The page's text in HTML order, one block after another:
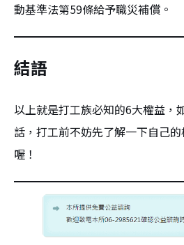
動基準法第59條給予職災補償。
結語
以上就是打工族必知的6大權益，
話，打工前不妨先了解一下自己
喔！